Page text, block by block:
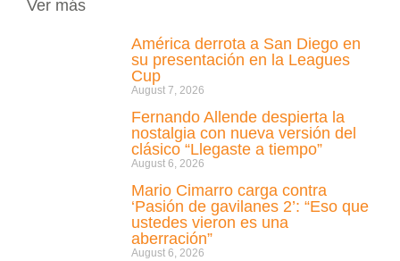
Ver más
América derrota a San Diego en
su presentación en la Leagues
Cup
August 7, 2026
Fernando Allende despierta la
nostalgia con nueva versión del
clásico “Llegaste a tiempo”
August 6, 2026
Mario Cimarro carga contra
‘Pasión de gavilanes 2’: “Eso que
ustedes vieron es una
aberración”
August 6, 2026